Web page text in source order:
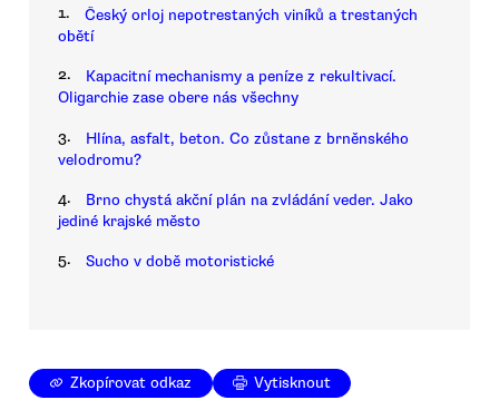
1.
Český orloj nepotrestaných viníků a trestaných
obětí
2.
Kapacitní mechanismy a peníze z rekultivací.
Oligarchie zase obere nás všechny
3.
Hlína, asfalt, beton. Co zůstane z brněnského
velodromu?
4.
Brno chystá akční plán na zvládání veder. Jako
jediné krajské město
5. Sucho v době motoristické
Zkopírovat odkaz Vytisknout